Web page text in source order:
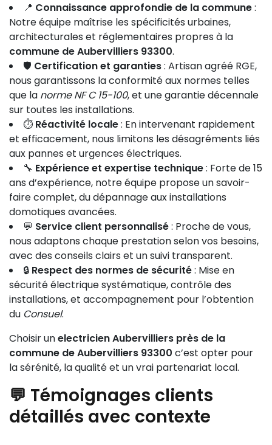
📍 Connaissance approfondie de la commune:
Notre équipe maîtrise les spécificités urbaines,
architecturales et réglementaires propres à la
commune de Aubervilliers 93300.
🛡️ Certification et garanties: Artisan agréé RGE,
nous garantissons la conformité aux normes telles
que la norme NF C 15-100, et une garantie décennale
sur toutes les installations.
⏱️ Réactivité locale: En intervenant rapidement
et efficacement, nous limitons les désagréments liés
aux pannes et urgences électriques.
🔧 Expérience et expertise technique: Forte de 15
ans d’expérience, notre équipe propose un savoir-
faire complet, du dépannage aux installations
domotiques avancées.
💬 Service client personnalisé: Proche de vous,
nous adaptons chaque prestation selon vos besoins,
avec des conseils clairs et un suivi transparent.
🔒 Respect des normes de sécurité: Mise en
sécurité électrique systématique, contrôle des
installations, et accompagnement pour l’obtention
du Consuel.
Choisir unelectricien Aubervilliers près de la
commune de Aubervilliers 93300 c’est opter pour
la sérénité, la qualité et un vrai partenariat local.
💬 Témoignages clients
détaillés avec contexte